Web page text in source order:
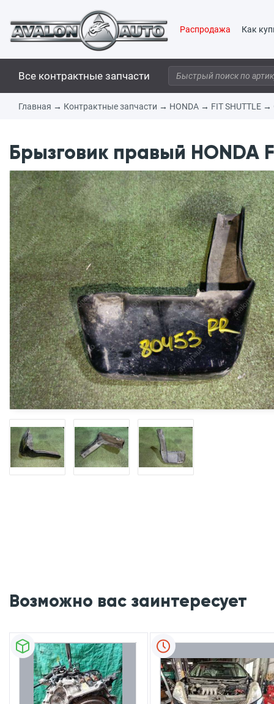
Распродажа Как
Все контрактные запчасти
Главная → Контрактные запчасти → HONDA → FIT SHUTTLE →
Брызговик правый HONDA
Возможно вас заинтересует